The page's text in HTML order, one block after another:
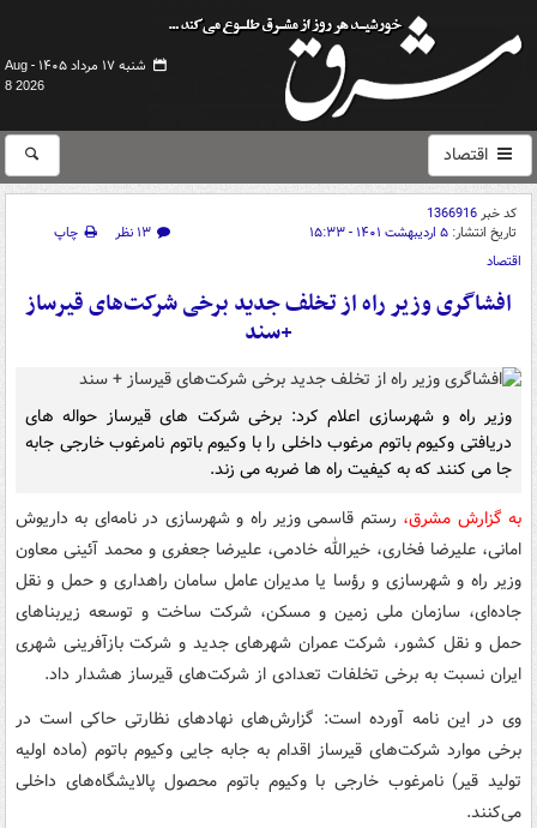
شنبه ۱۷ مرداد ۱۴۰۵ -
Aug
8 2026
اقتصاد
کد خبر1366916
تاریخ انتشار: ۵ اردیبهشت ۱۴۰۱ - ۱۵:۳۳ ۱۳ نظر
چاپ
اقتصاد
افشاگری وزیر راه از تخلف جدید برخی شرکت‌های قیرساز
+سند
وزیر راه و شهرسازی اعلام کرد: برخی شرکت های قیرساز حواله های
دریافتی وکیوم باتوم مرغوب داخلی را با وکیوم باتوم نامرغوب خارجی جابه
جا می کنند که به کیفیت راه ها ضربه می زند.
به گزارش مشرق، رستم قاسمی وزیر راه و شهرسازی در نامه‌ای به داریوش
امانی، علیرضا فخاری، خیرالله خادمی، علیرضا جعفری و محمد آئینی معاون
وزیر راه و شهرسازی و رؤسا یا مدیران عامل سامان راهداری و حمل و نقل
جاده‌ای، سازمان ملی زمین و مسکن، شرکت ساخت و توسعه زیربناهای
حمل و نقل کشور، شرکت عمران شهرهای جدید و شرکت بازآفرینی شهری
ایران نسبت به برخی تخلفات تعدادی از شرکت‌های قیرساز هشدار داد.
وی در این نامه آورده است: گزارش‌های نهادهای نظارتی حاکی است در
برخی موارد شرکت‌های قیرساز اقدام به جابه جایی وکیوم باتوم (ماده اولیه
تولید قیر) نامرغوب خارجی با وکیوم باتوم محصول پالایشگاه‌های داخلی
می‌کنند.